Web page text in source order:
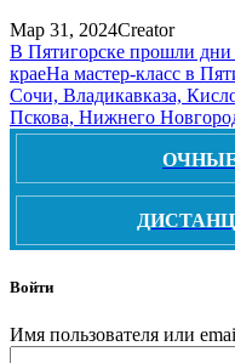
Мар 31, 2024Creator
В Пятигорске прошли
краеНа мастер-класс в
Сочи, Владикавказа,
Пскова, Нижнего
Войти
Имя пользователя или